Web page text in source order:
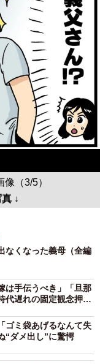
（3/5）
↓
なくなった義母（全編
は手伝うべき」「旦那
遅れの固定観念押し
ゴミ袋あげるなんて失
“ダメ出し”に驚愕